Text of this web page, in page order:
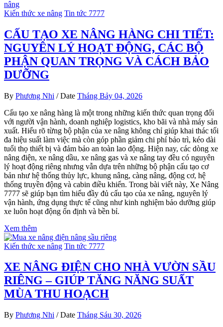
Kiến thức xe nâng Tin tức 7777
CẤU TẠO XE NÂNG HÀNG CHI TIẾT:
NGUYÊN LÝ HOẠT ĐỘNG, CÁC BỘ
PHẬN QUAN TRỌNG VÀ CÁCH BẢO
DƯỠNG
By Phương Nhi / Date Tháng Bảy 04, 2026
Cấu tạo xe nâng hàng là một trong những kiến thức quan trọng đối
với người vận hành, doanh nghiệp logistics, kho bãi và nhà máy sản
xuất. Hiểu rõ từng bộ phận của xe nâng không chỉ giúp khai thác tối
đa hiệu suất làm việc mà còn góp phần giảm chi phí bảo trì, kéo dài
tuổi thọ thiết bị và đảm bảo an toàn lao động. Hiện nay, các dòng xe
nâng điện, xe nâng dầu, xe nâng gas và xe nâng tay đều có nguyên
lý hoạt động riêng nhưng vẫn dựa trên những bộ phận cấu tạo cơ
bản như hệ thống thủy lực, khung nâng, càng nâng, động cơ, hệ
thống truyền động và cabin điều khiển. Trong bài viết này, Xe Nâng
7777 sẽ giúp bạn tìm hiểu đầy đủ cấu tạo của xe nâng, nguyên lý
vận hành, ứng dụng thực tế cũng như kinh nghiệm bảo dưỡng giúp
xe luôn hoạt động ổn định và bền bỉ.
Xem thêm
Kiến thức xe nâng Tin tức 7777
XE NÂNG ĐIỆN CHO NHÀ VƯỜN SẦU
RIÊNG – GIÚP TĂNG NĂNG SUẤT
MÙA THU HOẠCH
By Phương Nhi / Date Tháng Sáu 30, 2026